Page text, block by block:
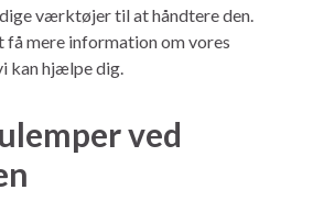
værktøjer til at håndtere den.
få mere information om vores
kan hjælpe dig.
ved